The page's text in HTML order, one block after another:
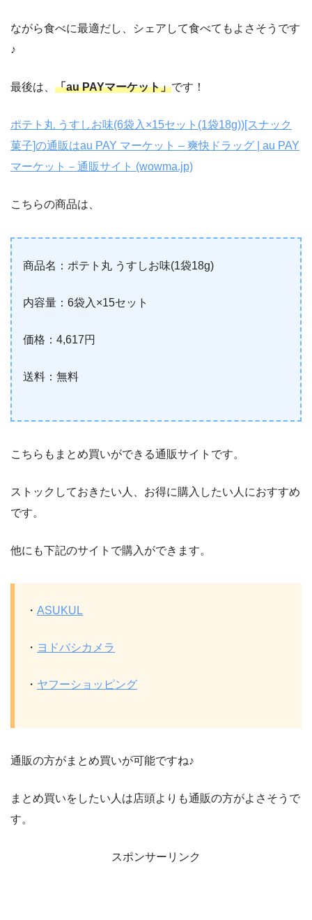
ながら食べに最適だし、シェアして食べてもよさそうです
♪
最後は、 「au PAYマーケット」です！
ポテト丸 うすしお味(6袋入×15セット(1袋18g))[スナック
菓子]の通販はau PAY マーケット – 爽快ドラッグ | au PAY
マーケット－通販サイト (wowma.jp)
こちらの商品は、
商品名：ポテト丸 うすしお味(1袋18g)
内容量：6袋入×15セット
価格：4,617円
送料：無料
こちらもまとめ買いができる通販サイトです。
ストックしておきたい人、お得に購入したい人におすすめ
です。
他にも下記のサイトで購入ができます。
・ ASUKUL
・ ヨドバシカメラ
・ ヤフーショッピング
通販の方がまとめ買いが可能ですね♪
まとめ買いをしたい人は店頭よりも通販の方がよさそうで
す。
スポンサーリンク